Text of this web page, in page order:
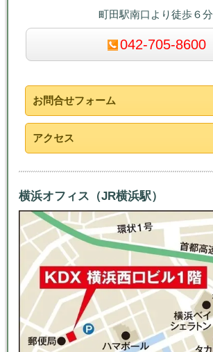
町田駅南口より徒歩６分
042-705-8600
お問合せフォーム
アクセス
横浜オフィス（JR横浜駅）